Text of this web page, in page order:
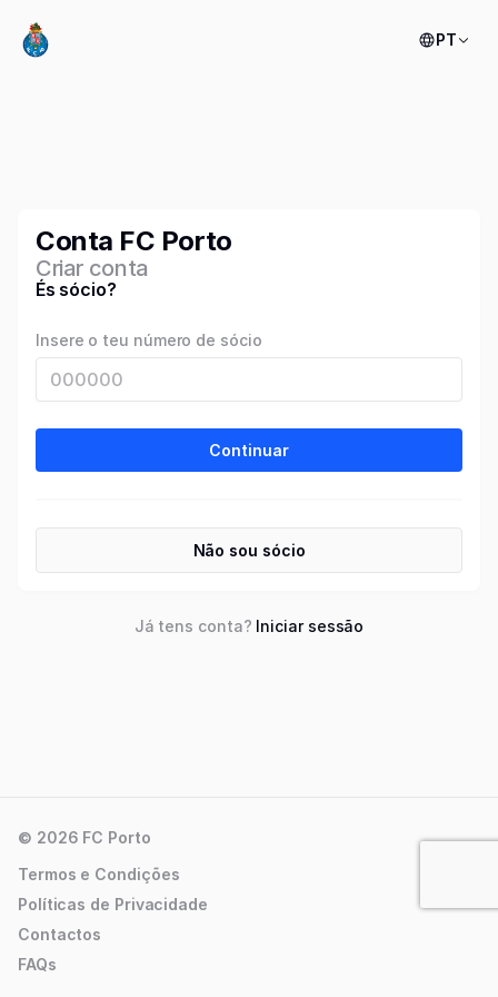
PT
Conta FC Porto
Criar conta
És sócio?
Insere o teu número de sócio
Continuar
Não sou sócio
Já tens conta? Iniciar sessão
© 2026 FC Porto
Termos e Condições
Políticas de Privacidade
Contactos
FAQs